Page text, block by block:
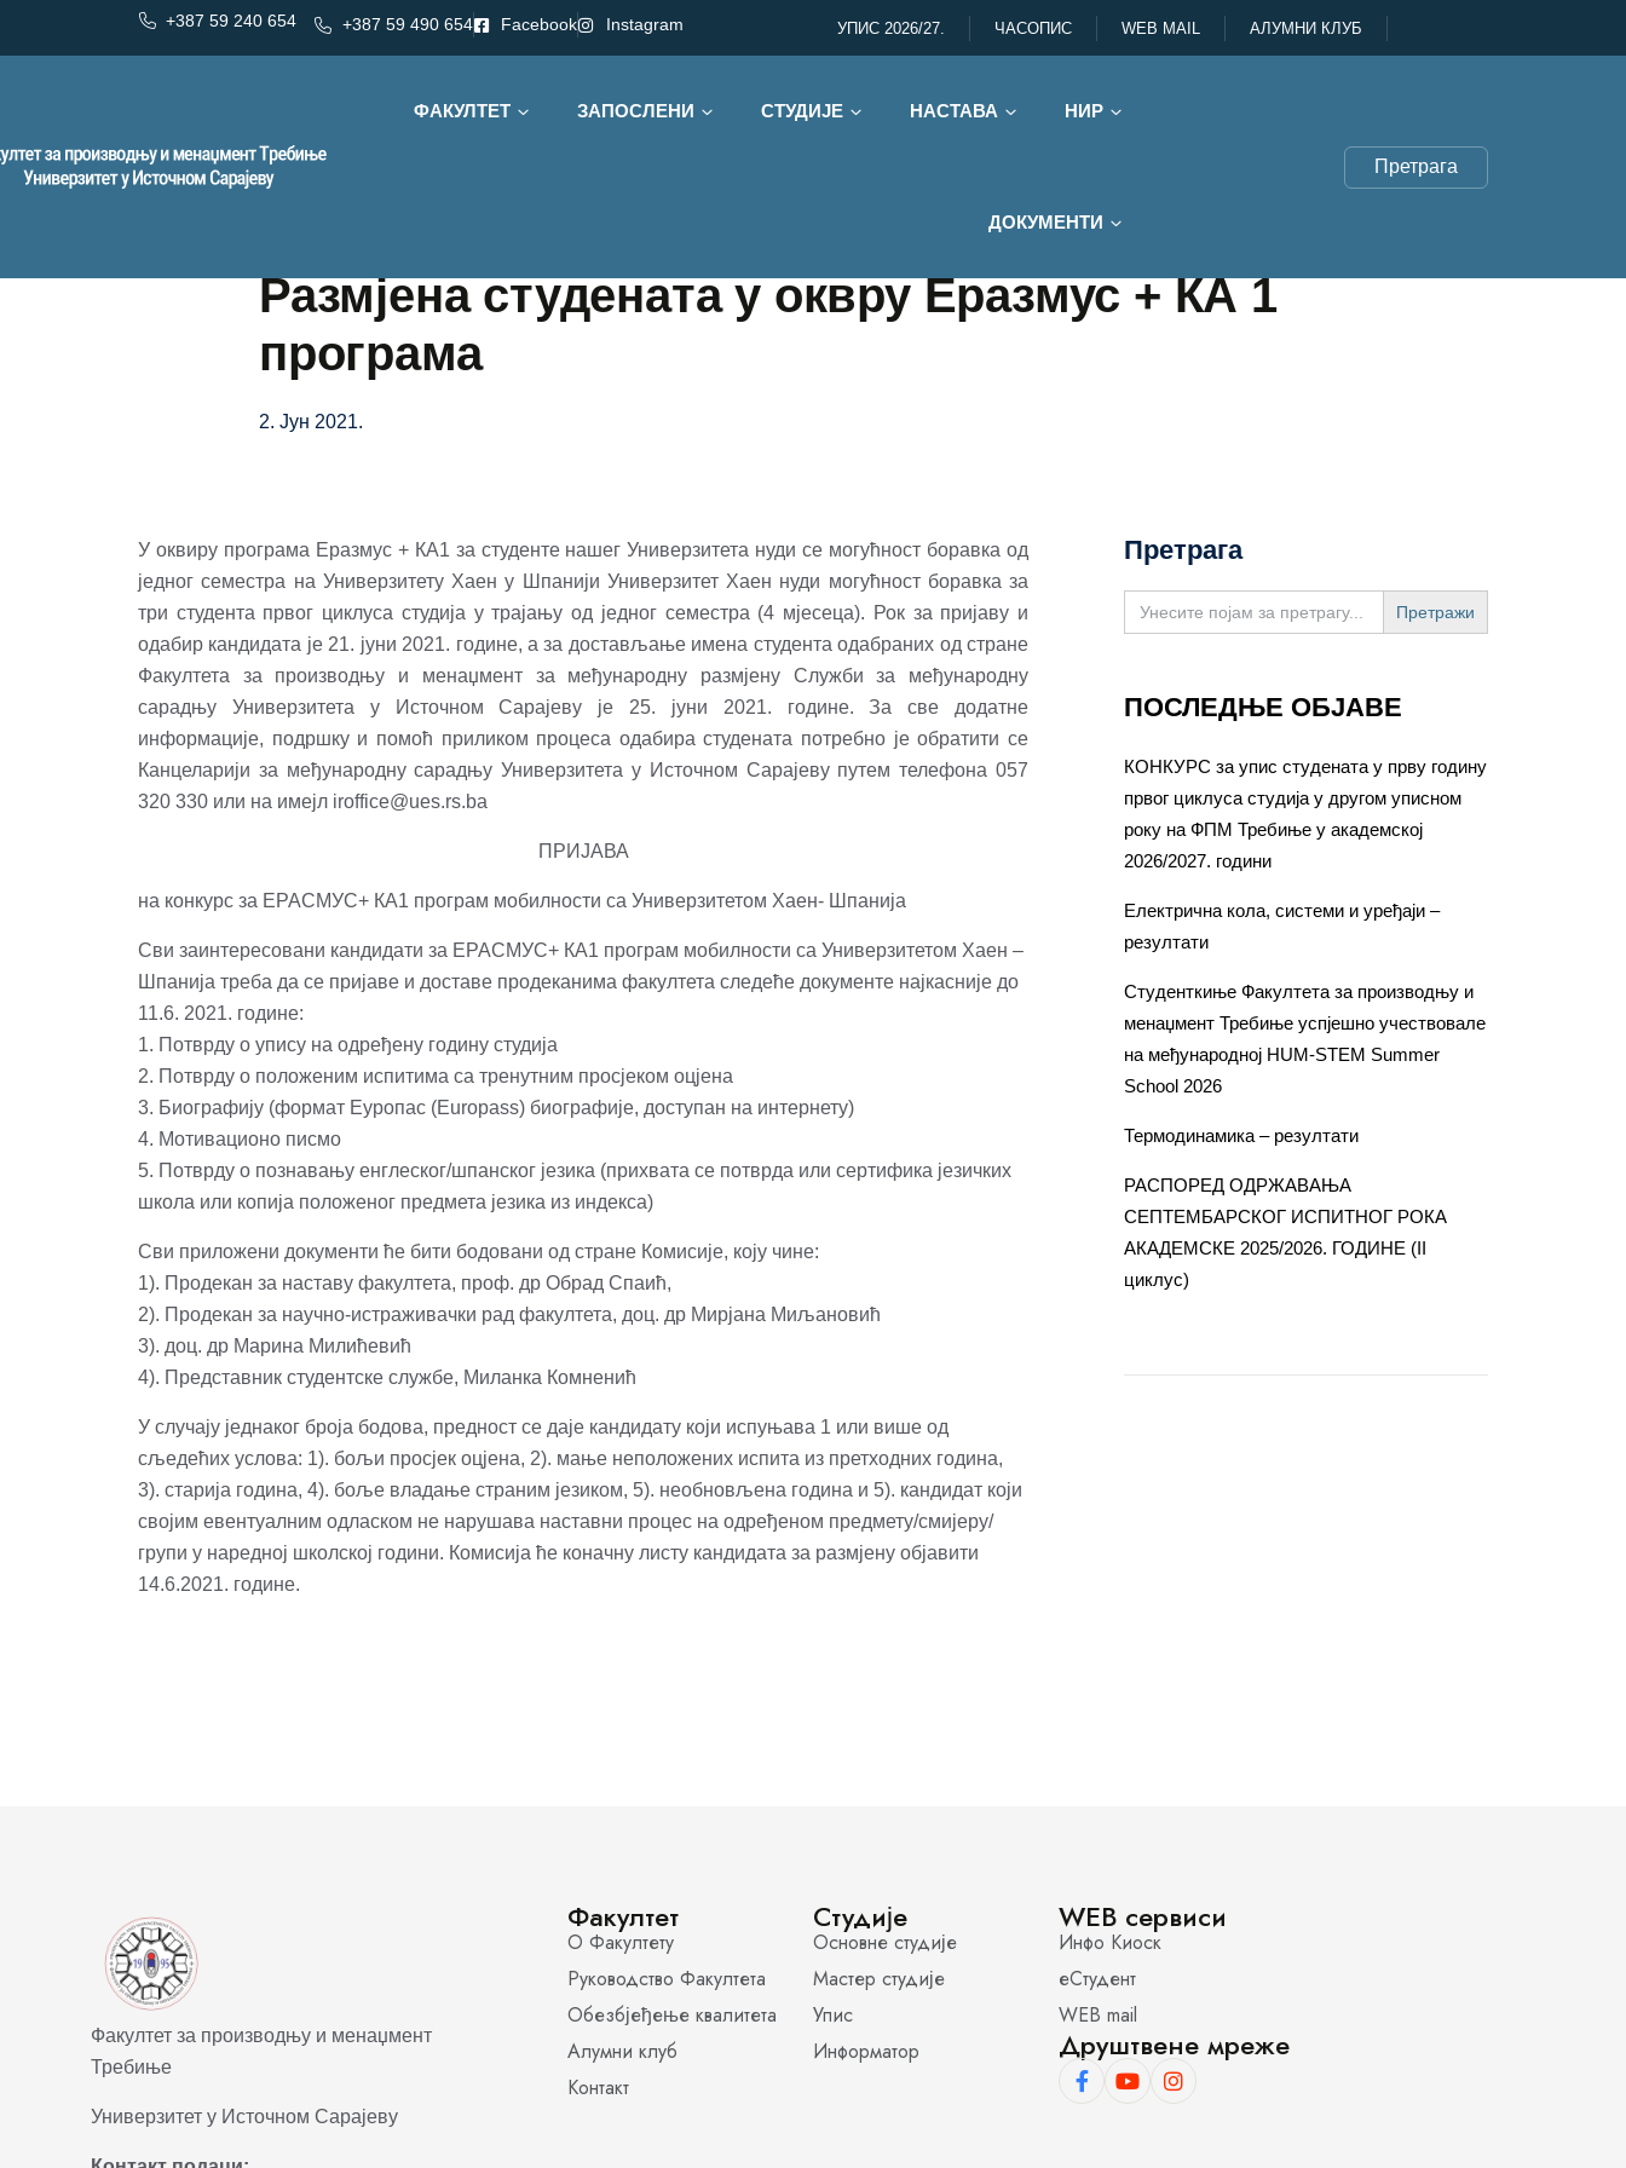
+387 59 240 654 +387 59 490 654 Facebook Instagram УПИС 2026/27. ЧАСОПИС WEB MAIL АЛУМНИ КЛУБ
ФАКУЛТЕТ ЗАПОСЛЕНИ СТУДИЈЕ НАСТАВА НИР
ДОКУМЕНТИ
Претрага
Размјена студената у оквру Еразмус + КА 1
програма
2. Јун 2021.
У оквиру програма Еразмус + КА1 за студенте нашег Универзитета нуди се могућност боравка од
једног семестра на Универзитету Хаен у Шпанији Универзитет Хаен нуди могућност боравка за
три студента првог циклуса студија у трајању од једног семестра (4 мјесеца). Рок за пријаву и
одабир кандидата је 21. jуни 2021. године, а за достављање имена студента одабраних од стране
Факултета за производњу и менаџмент за међународну размјену Служби за међународну
сарадњу Универзитета у Источном Сарајеву је 25. јуни 2021. године. За све додатне
информације, подршку и помоћ приликом процеса одабира студената потребно је обратити се
Канцеларији за међународну сарадњу Универзитета у Источном Сарајеву путем телефона 057
320 330 или на имејл iroffice@ues.rs.ba
ПРИЈАВА
на конкурс за ЕРАСМУС+ КА1 програм мобилности са Универзитетом Хаен- Шпанија
Сви заинтересовани кандидати за ЕРАСМУС+ КА1 програм мобилности са Универзитетом Хаен –
Шпанија треба да се пријаве и доставе продеканима факултета следеће документе најкасније до
11.6. 2021. године:
1. Потврду о упису на одређену годину студија
2. Потврду о положеним испитима са тренутним просјеком оцјена
3. Биографију (формат Еуропас (Europass) биографије, доступан на интернету)
4. Мотивационо писмо
5. Потврду о познавању енглеског/шпанског језика (прихвата се потврда или сертифика језичких
школа или копија положеног предмета језика из индекса)
Сви приложени документи ће бити бодовани од стране Комисије, коју чине:
1). Продекан за наставу факултета, проф. др Обрад Спаић,
2). Продекан за научно-истраживачки рад факултета, доц. др Мирјана Миљановић
3). доц. др Марина Милићевић
4). Представник студентске службе, Миланка Комненић
У случају једнаког броја бодова, предност се даје кандидату који испуњава 1 или више од
сљедећих услова: 1). бољи просјек оцјена, 2). мање неположених испита из претходних година,
3). старија година, 4). боље владање страним језиком, 5). необновљена година и 5). кандидат који
својим евентуалним одласком не нарушава наставни процес на одређеном предмету/смијеру/
групи у наредној школској години. Комисија ће коначну листу кандидата за размјену објавити
14.6.2021. године.
Претрага
Search
for:
ПОСЛЕДЊЕ ОБЈАВЕ
КОНКУРС за упис студената у прву годину
првог циклуса студија у другом уписном
року на ФПМ Требиње у академској
2026/2027. години
Електрична кола, системи и уређаји –
резултати
Студенткиње Факултета за производњу и
менаџмент Требиње успјешно учествовале
на међународној HUM-STEM Summer
School 2026
Термодинамика – резултати
РАСПОРЕД ОДРЖАВАЊА
СЕПТЕМБАРСКОГ ИСПИТНОГ РОКА
АКАДЕМСКЕ 2025/2026. ГОДИНЕ (II
циклус)
Факултет за производњу и менаџмент
Требиње
Универзитет у Источном Сарајеву
Факултет
О Факултету
Руководство Факултета
Обезбјеђење квалитета
Алумни клуб
Контакт
Студије
Основне студије
Мастер студије
Упис
Информатор
WEB сервиси
Инфо Киоск
еСтудент
WEB mail
Друштвене мреже